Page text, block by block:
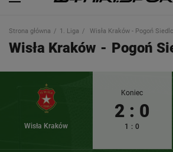
Strona główna 1. Liga Wisła Kraków - Pogoń
Wisła Kraków - Pogoń
Wisła Kraków
Koniec
2 : 0
1 : 0